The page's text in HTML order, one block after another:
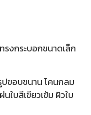
งกระบอกขนาดเล็ก
ปขอบขนาน โคนกลม
ใบสีเขียวเข้ม ผิวใบ